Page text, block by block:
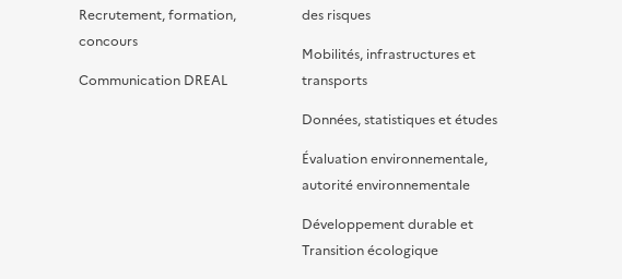
Recrutement, formation,
concours
Communication DREAL
des risques
Mobilités, infrastructures et
transports
Données, statistiques et études
Évaluation environnementale,
autorité environnementale
Développement durable et
Transition écologique